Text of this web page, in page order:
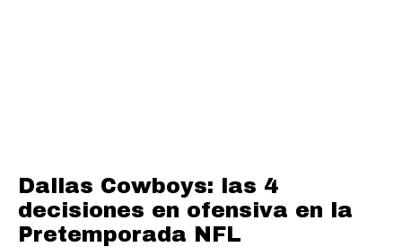
Dallas Cowboys: las 4
decisiones en ofensiva en la
Pretemporada NFL